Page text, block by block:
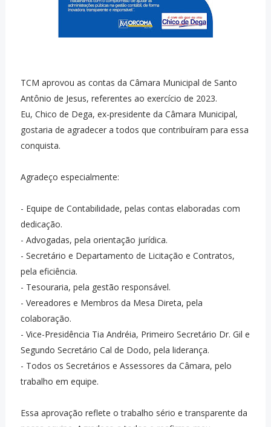
TCM aprovou as contas da Câmara Municipal de Santo
Antônio de Jesus, referentes ao exercício de 2023.
Eu, Chico de Dega, ex-presidente da Câmara Municipal,
gostaria de agradecer a todos que contribuíram para essa
conquista.
Agradeço especialmente:
- Equipe de Contabilidade, pelas contas elaboradas com
dedicação.
- Advogadas, pela orientação jurídica.
- Secretário e Departamento de Licitação e Contratos,
pela eficiência.
- Tesouraria, pela gestão responsável.
- Vereadores e Membros da Mesa Direta, pela
colaboração.
- Vice-Presidência Tia Andréia, Primeiro Secretário Dr. Gil e
Segundo Secretário Cal de Dodo, pela liderança.
- Todos os Secretários e Assessores da Câmara, pelo
trabalho em equipe.
Essa aprovação reflete o trabalho sério e transparente da